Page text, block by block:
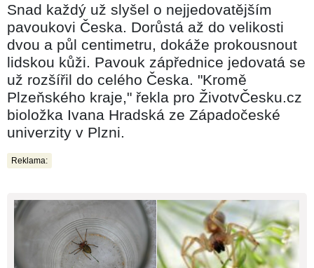
Snad každý už slyšel o nejjedovatějším
pavoukovi Česka. Dorůstá až do velikosti
dvou a půl centimetru, dokáže prokousnout
lidskou kůži. Pavouk zápřednice jedovatá se
už rozšířil do celého Česka. "Kromě
Plzeňského kraje," řekla pro ŽivotvČesku.cz
bioložka Ivana Hradská ze Západočeské
univerzity v Plzni.
Reklama: